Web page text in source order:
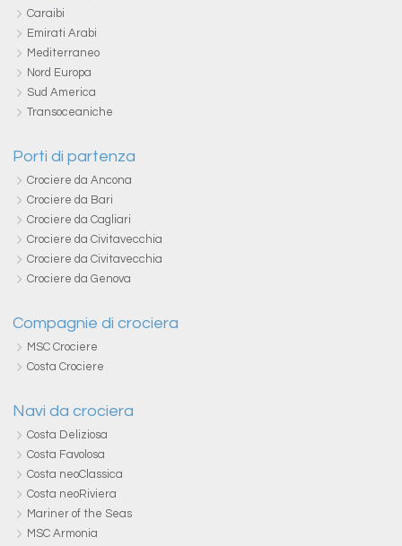
Caraibi
Emirati Arabi
Mediterraneo
Nord Europa
Sud America
Transoceaniche
Porti di partenza
Crociere da Ancona
Crociere da Bari
Crociere da Cagliari
Crociere da Civitavecchia
Crociere da Civitavecchia
Crociere da Genova
Compagnie di crociera
MSC Crociere
Costa Crociere
Navi da crociera
Costa Deliziosa
Costa Favolosa
Costa neoClassica
Costa neoRiviera
Mariner of the Seas
MSC Armonia